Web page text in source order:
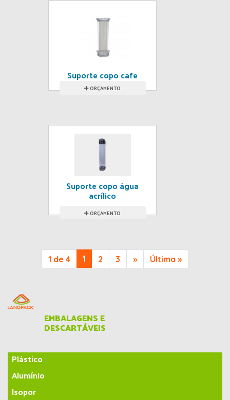
Suporte copo cafe
acrílico
ORÇAMENTO
Suporte copo água
acrílico
ORÇAMENTO
1 de 4 1 2 3 » Última »
EMBALAGENS E
DESCARTÁVEIS
Plástico
Alumínio
Isopor